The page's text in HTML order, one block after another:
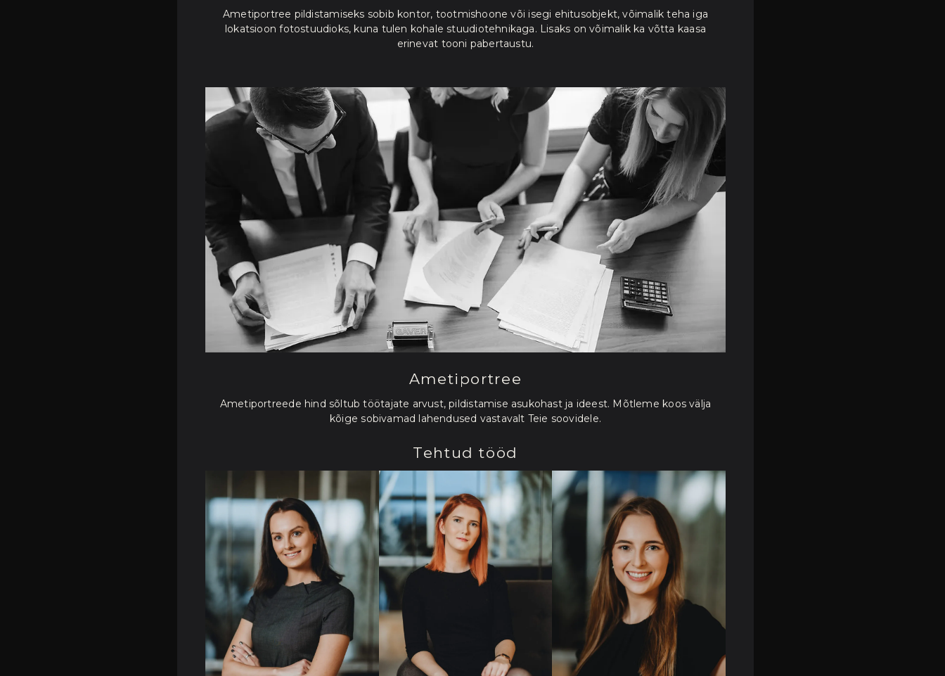
Ametiportree pildistamiseks sobib kontor, tootmishoone või isegi ehitusobjekt, võimalik teha iga
lokatsioon fotostuudioks, kuna tulen kohale stuudiotehnikaga. Lisaks on võimalik ka võtta kaasa
erinevat tooni pabertaustu.
Ametiportree
Ametiportreede hind sõltub töötajate arvust, pildistamise asukohast ja ideest. Mõtleme koos välja
kõige sobivamad lahendused vastavalt Teie soovidele.
Tehtud tööd